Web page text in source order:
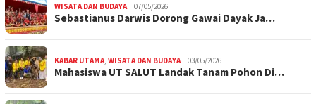
WISATA DAN BUDAYA 07/05/2026
Sebastianus Darwis Dorong Gawai Dayak Ja…
KABAR UTAMA WISATA DAN BUDAYA 03/05/2026
Mahasiswa UT SALUT Landak Tanam Pohon Di…